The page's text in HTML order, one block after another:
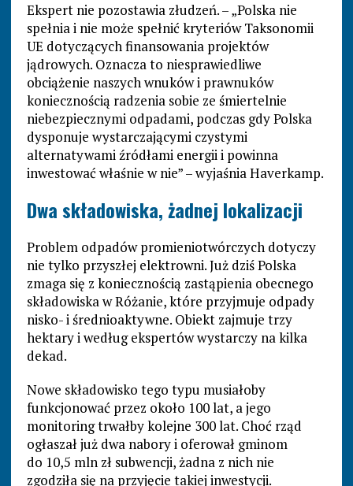
Ekspert nie pozostawia złudzeń. – „Polska nie
spełnia i nie może spełnić kryteriów Taksonomii
UE dotyczących finansowania projektów
jądrowych. Oznacza to niesprawiedliwe
obciążenie naszych wnuków i prawnuków
koniecznością radzenia sobie ze śmiertelnie
niebezpiecznymi odpadami, podczas gdy Polska
dysponuje wystarczającymi czystymi
alternatywami źródłami energii i powinna
inwestować właśnie w nie” – wyjaśnia Haverkamp.
Dwa składowiska, żadnej lokalizacji
Problem odpadów promieniotwórczych dotyczy
nie tylko przyszłej elektrowni. Już dziś Polska
zmaga się z koniecznością zastąpienia obecnego
składowiska w Różanie, które przyjmuje odpady
nisko- i średnioaktywne. Obiekt zajmuje trzy
hektary i według ekspertów wystarczy na kilka
dekad.
Nowe składowisko tego typu musiałoby
funkcjonować przez około 100 lat, a jego
monitoring trwałby kolejne 300 lat. Choć rząd
ogłaszał już dwa nabory i oferował gminom
do 10,5 mln zł subwencji, żadna z nich nie
zgodziła się na przyjęcie takiej inwestycji.